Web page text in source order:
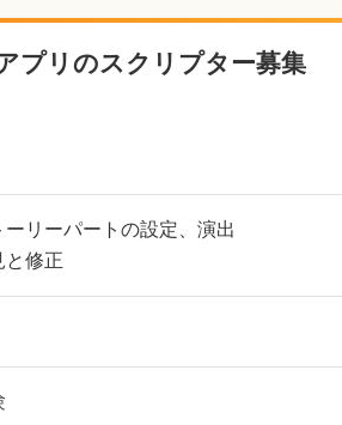
プリのスクリプター募集
ーリーパートの設定、演出
と修正